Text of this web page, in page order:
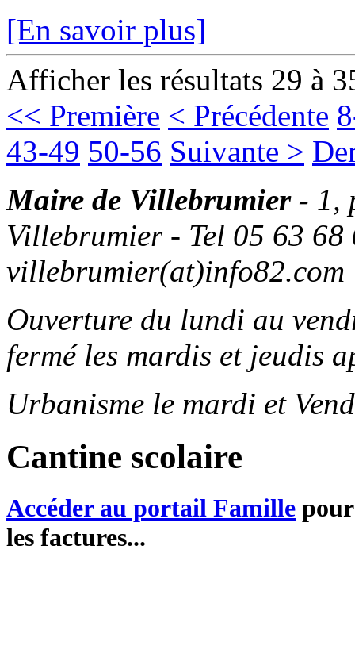
[En savoir plus]
Afficher les résultats 29 à
<< Première < Précédente
43-49 50-56 Suivante >
Maire de Villebrumier - 1,
Villebrumier - Tel 05 63
villebrumier(at)info82.com
Ouverture du lundi au
fermé les mardis et jeudis
Urbanisme le mardi et
Cantine scolaire
Accéder au portail Famille
les factures...